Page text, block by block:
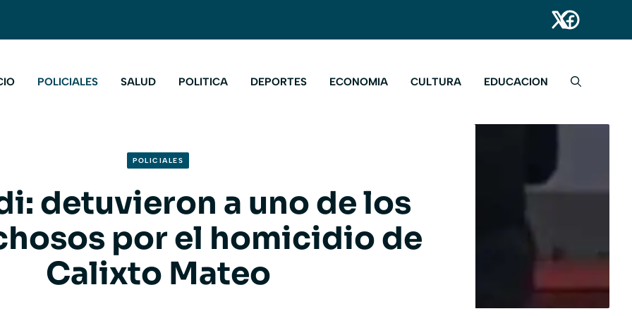
POLICIALES SALUD POLITICA DEPORTES ECONOMIA CULTURA EDUCACION
POLICIALES
detuvieron a uno de los
por el homicidio de
Calixto Mateo